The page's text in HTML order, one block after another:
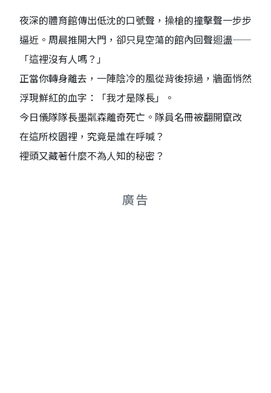
夜深的體育館傳出低沈的口號聲，操槍的撞擊聲一步步
逼近。周晨推開大門，卻只見空蕩的館內回聲迴盪——
「這裡沒有人嗎？」
正當你轉身離去，一陣陰冷的風從背後掠過，牆面悄然
浮現鮮紅的血字：「我才是隊長」。
今日儀隊隊長墨粼森離奇死亡。隊員名冊被翻開竄改
在這所校園裡，究竟是誰在呼喊？
裡頭又藏著什麼不為人知的秘密？
廣告